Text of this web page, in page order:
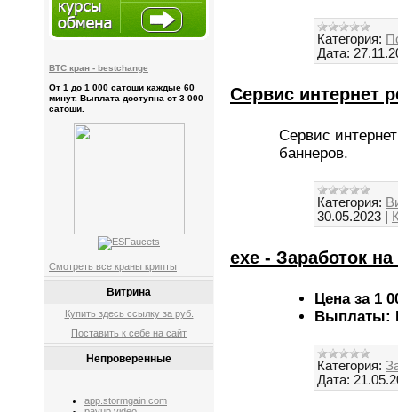
BTC кран - bestchange
От 1 до 1 000 сатоши каждые 60
минут. Выплата доступна от 3 000
сатоши.
Смотреть все краны крипты
Витрина
Купить здесь ссылку за руб.
Поставить к себе на сайт
Непроверенные
app.stormgain.com
Категория:
Дата:
Сервис интернет
Сервис
баннеров.
Категория:
30.05.2023
exe - Заработок
Цена за 1
Выплаты:
Категория:
Дата: